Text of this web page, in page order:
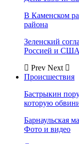
В Каменском
района
Зеленский
Россией и
Prev Next
Происшествия
Бастрыкин
которую
Барнаульская
Фото и видео